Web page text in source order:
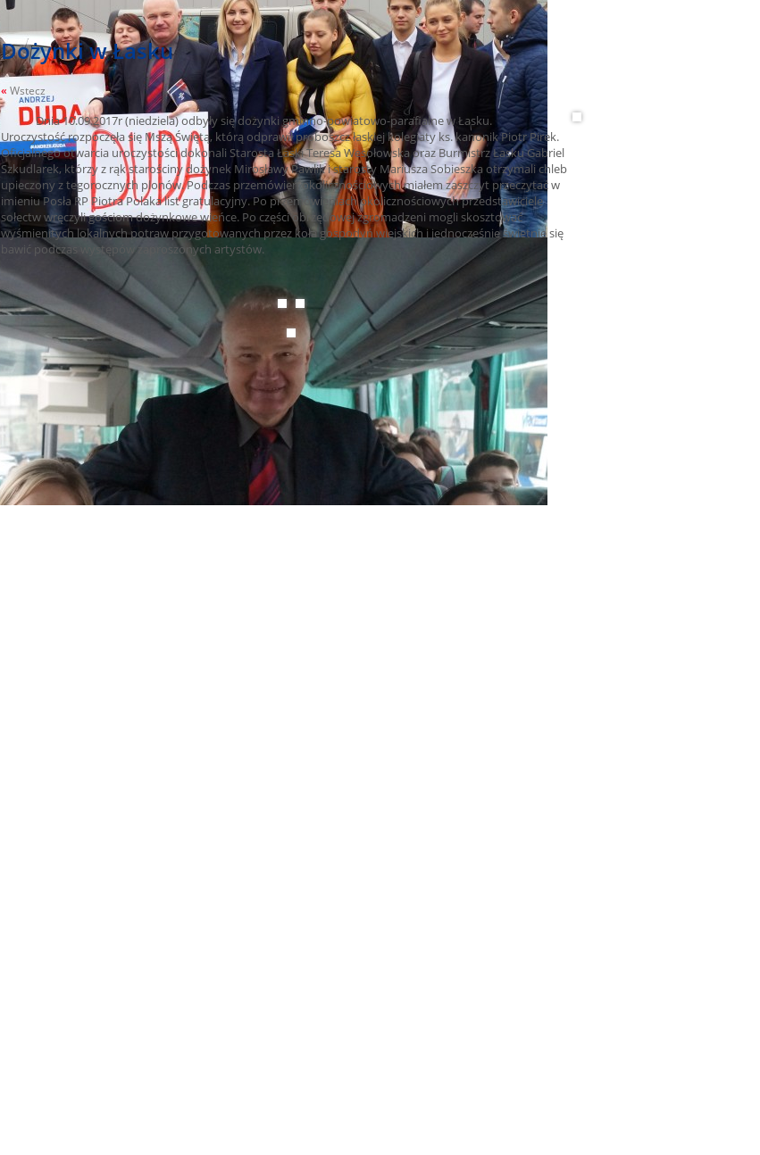
Dożynki w Łasku
« Wstecz
Dnia 10.09.2017r (niedziela) odbyły się dożynki gminno-powiatowo-parafialne w Łasku.
Uroczystość rozpoczęła się Mszą Świętą, którą odprawił proboszcz łaskiej kolegiaty ks. kanonik Piotr Pirek.
Oficjalnego otwarcia uroczystości dokonali Starosta Łaski Teresa Wesołowska oraz Burmistrz Łasku Gabriel
Szkudlarek, którzy z rąk starościny dożynek Mirosławy Pawlik i starosty Mariusza Sobieszka otrzymali chleb
upieczony z tegorocznych plonów. Podczas przemówień okolicznościowych miałem zaszczyt przeczytać w
imieniu Posła RP Piotra Polaka list gratulacyjny. Po przemówieniach okolicznościowych przedstawiciele
sołectw wręczyli gościom dożynkowe wieńce. Po części obrzędowej zgromadzeni mogli skosztować
wyśmienitych lokalnych potraw przygotowanych przez koła gospodyń wiejskich i jednocześnie świetnie się
bawić podczas występów zaproszonych artystów.